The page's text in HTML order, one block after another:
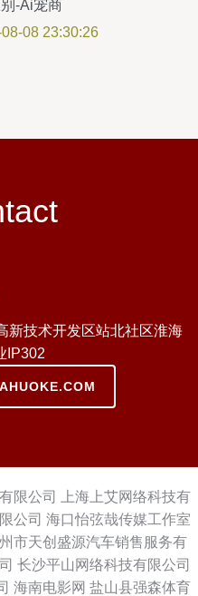
-Ai宠商
08 23:30:26
新技术开发区站北社区淮海
IP302
限公司
上海上艾网络科技有
公司 海口怡弦哉传媒工作室
市天创盛源汽车销售服务有
长沙平山网络科技有限公司
海南电影网 盐山县强森体育